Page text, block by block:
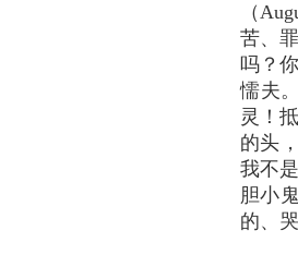
（
苦、
吗？
懦夫
灵！
的头
我不
胆小
的、